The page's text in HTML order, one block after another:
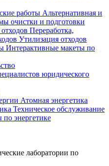
работы Альтернативная и
очистки и подготовки
Переработка,
Утилизация отходов
Интерактивные макеты по
юридического
Атомная энергетика
Техническое обслуживание
энергетике
лаборатории по